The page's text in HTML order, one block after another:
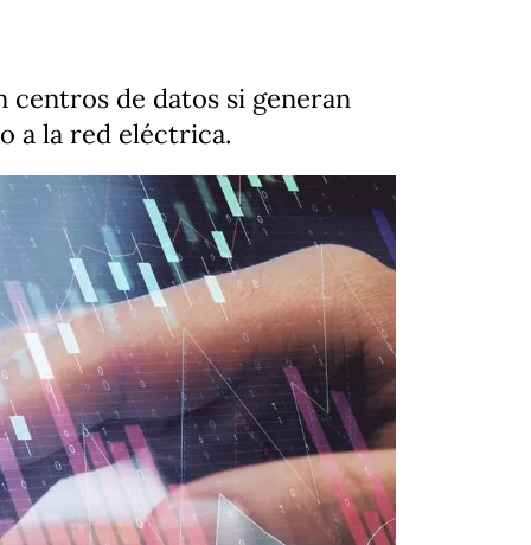
centros de datos si generan
a la red eléctrica.